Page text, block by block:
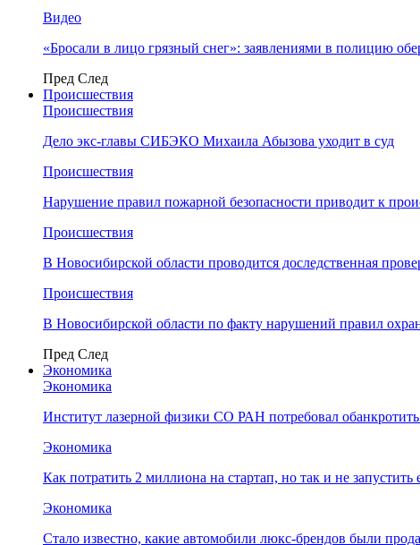
Видео
«Бросали в лицо грязный снег»: заявлениями в полицию
Пред След
Происшествия
Происшествия
Дело экс-главы СИБЭКО Михаила Абызова уходит в суд
Происшествия
Нарушение правил пожарной безопасности приводит к
Происшествия
В Новосибирской области проводится доследственная
Происшествия
В Новосибирской области по факту нарушений правил
Пред След
Экономика
Экономика
Институт лазерной физики СО РАН потребовал
Экономика
Как потратить 2 миллиона на стартап, но так и не
Экономика
Стало известно, какие автомобили люкс-брендов были